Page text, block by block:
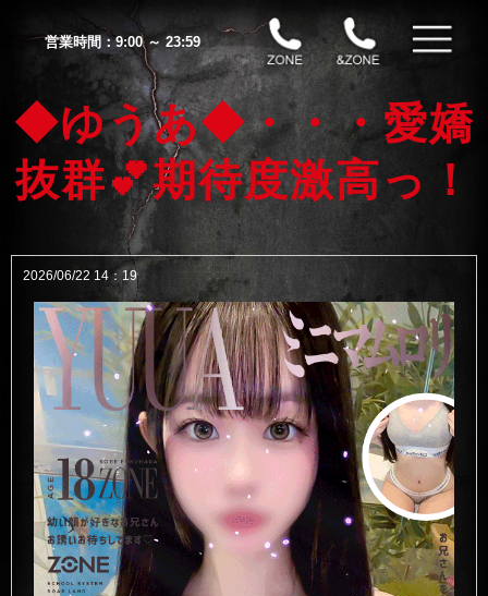
営業時間：9:00 ～ 23:59
◆ゆうあ◆・・・愛嬌
抜群💕期待度激高っ！
2026/06/22 14：19